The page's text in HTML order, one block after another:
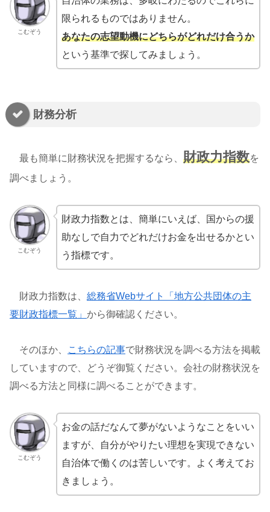
こむぞう
限られるものではありません。
あなたの志望動機にどちらがどれだけ合うか
という基準で探してみましょう。
財務分析
最も簡単に財務状況を把握するなら、 財政力指数を
調べましょう。
こむぞう
財政力指数とは、簡単にいえば、国からの援
助なしで自力でどれだけお金を出せるかとい
う指標です。
財政力指数は、 総務省Webサイト「地方公共団体の主
要財政指標一覧」 から御確認ください。
そのほか、 こちらの記事で財務状況を調べる方法を掲載
していますので、どうぞ御覧ください。会社の財務状況を
調べる方法と同様に調べることができます。
こむぞう
お金の話だなんて夢がないようなことをいい
ますが、自分がやりたい理想を実現できない
自治体で働くのは苦しいです。よく考えてお
きましょう。